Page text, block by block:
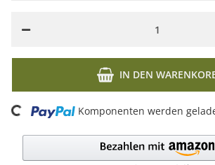
IN DEN
Loading... Komponenten werden